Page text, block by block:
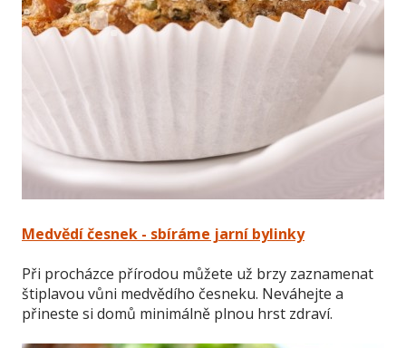
Medvědí česnek - sbíráme jarní bylinky
Při procházce přírodou můžete už brzy zaznamenat
štiplavou vůni medvědího česneku. Neváhejte a
přineste si domů minimálně plnou hrst zdraví.